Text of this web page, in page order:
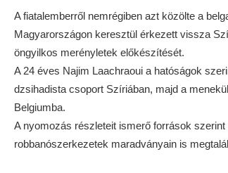
A fiatalemberről nemrégiben azt közölte a
Magyarországon keresztül érkezett vissza
öngyilkos merényletek előkészítését.
A 24 éves Najim Laachraoui a hatóságok
dzsihadista csoport Szíriában, majd a
Belgiumba.
A nyomozás részleteit ismerő források
robbanószerkezetek maradványain is